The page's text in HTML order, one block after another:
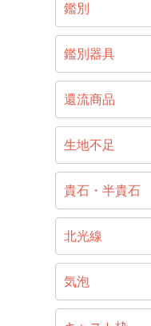
鑑別
鑑別器具
還流商品
生地不足
貴石・半貴石
北光線
気泡